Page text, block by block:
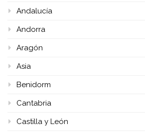
Andalucía
Andorra
Aragón
Asia
Benidorm
Cantabria
Castilla y León